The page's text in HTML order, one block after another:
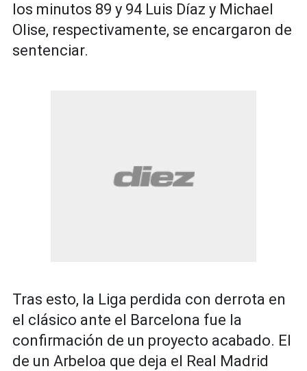
los minutos 89 y 94 Luis Díaz y Michael
Olise, respectivamente, se encargaron de
sentenciar.
Tras esto, la Liga perdida con derrota en
el clásico ante el Barcelona fue la
confirmación de un proyecto acabado. El
de un Arbeloa que deja el Real Madrid